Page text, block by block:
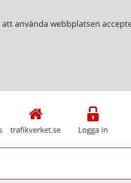
använda webbplatsen
trafikverket.se Logga in